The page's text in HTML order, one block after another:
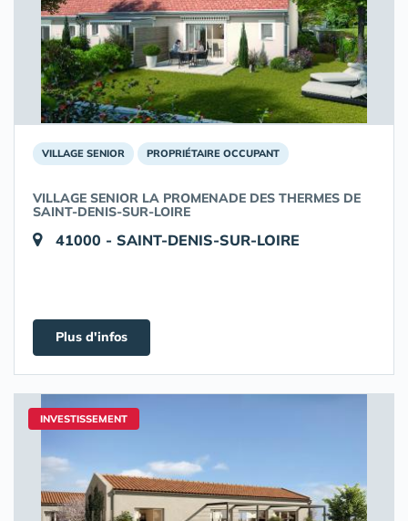
VILLAGE SENIOR PROPRIÉTAIRE OCCUPANT
VILLAGE SENIOR LA PROMENADE DES THERMES DE
SAINT-DENIS-SUR-LOIRE
41000 - SAINT-DENIS-SUR-LOIRE
Plus d'infos
INVESTISSEMENT